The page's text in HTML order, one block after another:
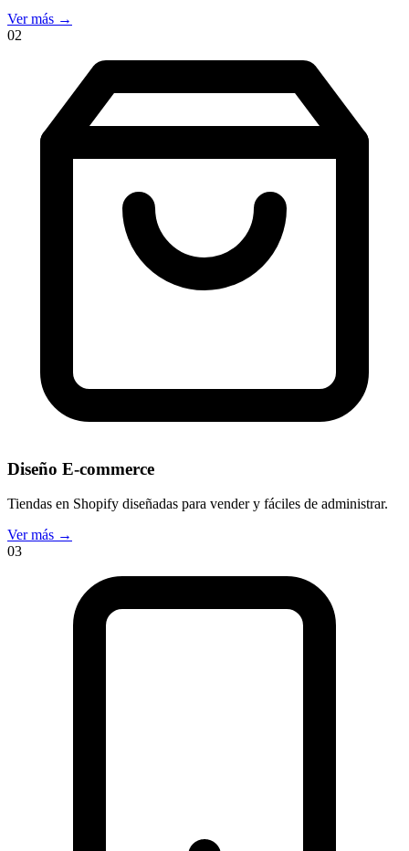
Ver más →
02
Diseño E-commerce
Tiendas en Shopify diseñadas para vender y fáciles de administrar.
Ver más →
03